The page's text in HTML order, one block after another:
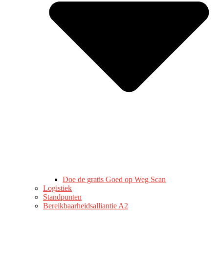
Doe de gratis Goed op Weg Scan
Logistiek
Standpunten
Bereikbaarheidsalliantie A2